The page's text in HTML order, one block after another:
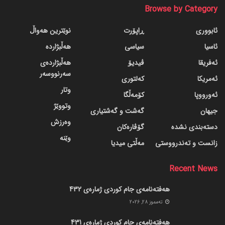
Browse by Category
ئابووری
ئاسیا
ئەفریقا
ئەمریکا
ئەورووپا
جیهان
دسته‌بندی نشده
زانست و تەندرووستی
ڕاپۆرت
سیاسی
ڤیدیۆ
کەلتوری
کۆمەڵگا
گه‌شت و گه‌شتیاری
گۆڤاره‌کان
مەڵتی میدیا
نوێترین هەواڵ
هەڵبژاردە
هەڵبژاردەی
سەرنووسەر
وتار
وتووێژ
وەرزش
وێنە
Recent News
هەفتەنامەی جام کوردی ژمارەی 432
ته‌مموز 28, 2026
هەفتەنامەی جام کوردی ژمارەی 431